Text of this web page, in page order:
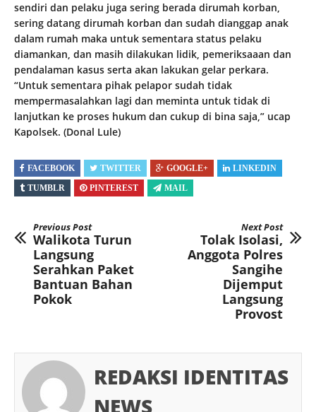
sendiri dan pelaku juga sering berada dirumah korban,
sering datang dirumah korban dan sudah dianggap anak
dalam rumah maka untuk sementara status pelaku
diamankan, dan masih dilakukan lidik, pemeriksaaan dan
pendalaman kasus serta akan lakukan gelar perkara.
“Untuk sementara pihak pelapor sudah tidak
mempermasalahkan lagi dan meminta untuk tidak di
lanjutkan ke proses hukum dan cukup di bina saja,” ucap
Kapolsek. (Donal Lule)
FACEBOOK TWITTER GOOGLE+
LINKEDIN
TUMBLR
PINTEREST MAIL
Previous Post
Walikota Turun
Langsung
Serahkan Paket
Bantuan Bahan
Pokok
Next Post
Tolak Isolasi,
Anggota Polres
Sangihe
Dijemput
Langsung
Provost
REDAKSI IDENTITAS
NEWS